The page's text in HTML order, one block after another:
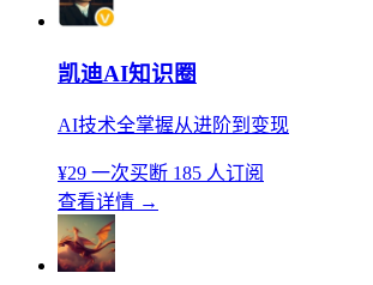
凯迪AI知识圈
AI技术全掌握从进阶到变现
¥29 一次买断 185 人订阅
查看详情 →